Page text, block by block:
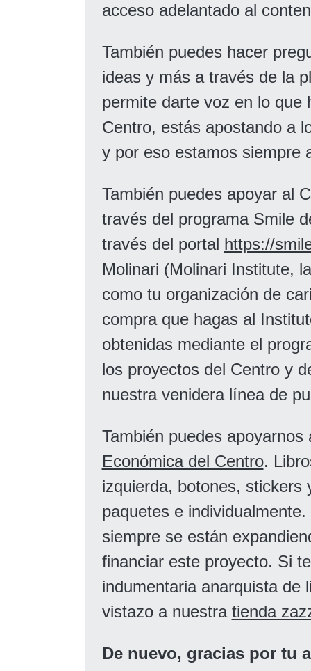
acceso adelantado al
También puedes hacer
ideas y más a través de la
permite darte voz en lo que
Centro, estás apostando a
y por eso estamos siempre
También puedes apoyar al
través del programa Smile
través del portal https://
Molinari (Molinari Institute,
como tu organización de
compra que hagas al
obtenidas mediante el
los proyectos del Centro y
nuestra venidera línea de
También puedes
Económica del Centro.
izquierda, botones, stickers
paquetes e
siempre se están
financiar este proyecto. Si
indumentaria anarquista de
vistazo a nuestra tienda
De nuevo, gracias por tu